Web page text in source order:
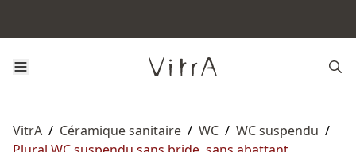
VitrA / Céramique sanitaire / WC / WC suspendu /